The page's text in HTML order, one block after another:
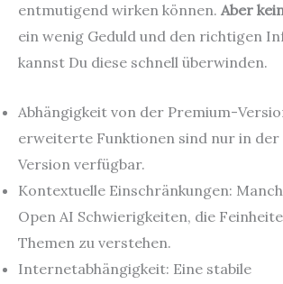
entmutigend wirken können. Aber
ein wenig Geduld und den richtigen
kannst Du diese schnell überwinden.
Abhängigkeit von der Premium-
erweiterte Funktionen sind nur in
Version verfügbar.
Kontextuelle Einschränkungen:
Open AI Schwierigkeiten, die
Themen zu verstehen.
Internetabhängigkeit: Eine stabile